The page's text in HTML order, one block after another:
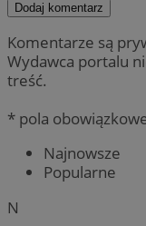
Dodaj komentarz
Komentarze są
Wydawca portalu
treść.
* pola
Najnowsze
Popularne
N